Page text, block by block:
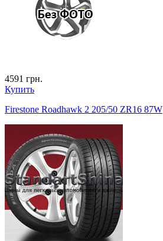
4591 грн.
Купить
Firestone Roadhawk 2 205/50 ZR16 87W